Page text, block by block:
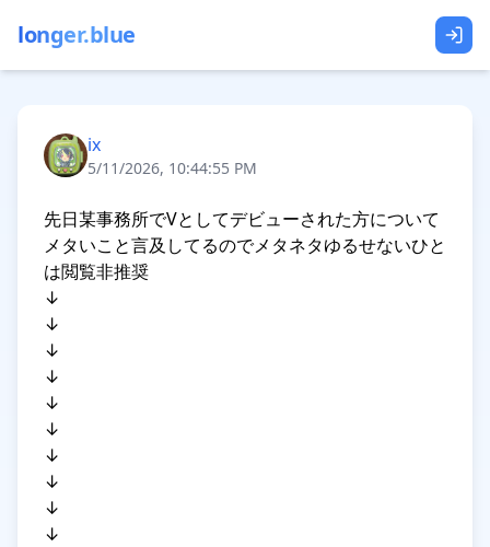
longer.blue
ix
5/11/2026, 10:44:55 PM
先日某事務所でVとしてデビューされた方について
メタいこと言及してるのでメタネタゆるせないひと
は閲覧非推奨
↓
↓
↓
↓
↓
↓
↓
↓
↓
↓